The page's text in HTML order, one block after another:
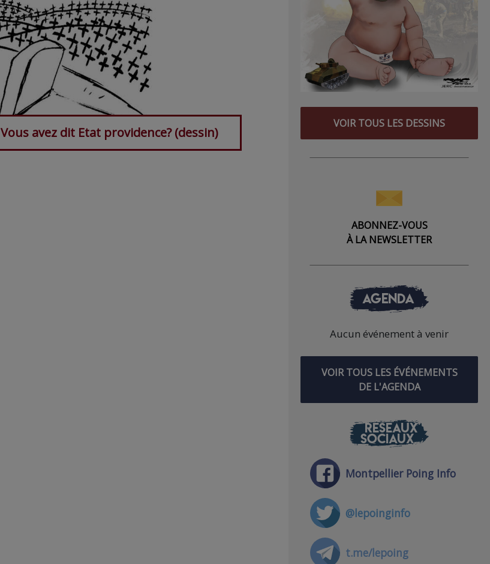
Vous avez dit Etat providence? (dessin)
VOIR TOUS LES DESSINS
ABONNEZ-VOUS
À LA NEWSLETTER
AGENDA
Aucun événement à venir
VOIR TOUS LES ÉVÉNEMENTS
DE L'AGENDA
RÉSEAUX
SOCIAUX
Montpellier Poing Info
@lepoinginfo
t.me/lepoing